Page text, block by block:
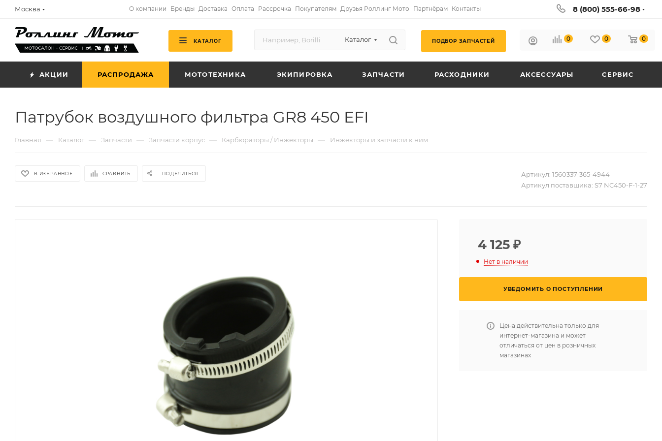
Москва О компании Бренды Доставка Оплата Рассрочка Покупателям Друзья Роллинг Мото Партнёрам Контакты 8 (800) 555-66-98
КАТАЛОГ Каталог ПОДБОР ЗАПЧАСТЕЙ 0 0 0
АКЦИИ РАСПРОДАЖА МОТОТЕХНИКА ЭКИПИРОВКА ЗАПЧАСТИ РАСХОДНИКИ АКСЕССУАРЫ СЕРВИС
Патрубок воздушного фильтра GR8 450 EFI
Главная — Каталог — Запчасти — Запчасти корпус — Карбюраторы / Инжекторы — Инжекторы и запчасти к ним
В ИЗБРАННОЕ СРАВНИТЬ ПОДЕЛИТЬСЯ Артикул: 1560337-365-4944
Артикул поставщика: S7 NC450-F-1-27
4 125 ₽
Нет в наличии
УВЕДОМИТЬ О ПОСТУПЛЕНИИ
Цена действительна только для
интернет-магазина и может
отличаться от цен в розничных
магазинах